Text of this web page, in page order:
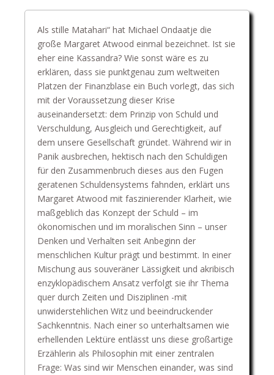
Als stille Matahari“ hat Michael Ondaatje die
große Margaret Atwood einmal bezeichnet. Ist sie
eher eine Kassandra? Wie sonst wäre es zu
erklären, dass sie punktgenau zum weltweiten
Platzen der Finanzblase ein Buch vorlegt, das sich
mit der Voraussetzung dieser Krise
auseinandersetzt: dem Prinzip von Schuld und
Verschuldung, Ausgleich und Gerechtigkeit, auf
dem unsere Gesellschaft gründet. Während wir in
Panik ausbrechen, hektisch nach den Schuldigen
für den Zusammenbruch dieses aus den Fugen
geratenen Schuldensystems fahnden, erklärt uns
Margaret Atwood mit faszinierender Klarheit, wie
maßgeblich das Konzept der Schuld – im
ökonomischen und im moralischen Sinn – unser
Denken und Verhalten seit Anbeginn der
menschlichen Kultur prägt und bestimmt. In einer
Mischung aus souveräner Lässigkeit und akribisch
enzyklopädischem Ansatz verfolgt sie ihr Thema
quer durch Zeiten und Disziplinen -mit
unwiderstehlichen Witz und beeindruckender
Sachkenntnis. Nach einer so unterhaltsamen wie
erhellenden Lektüre entlässt uns diese großartige
Erzählerin als Philosophin mit einer zentralen
Frage: Was sind wir Menschen einander, was sind